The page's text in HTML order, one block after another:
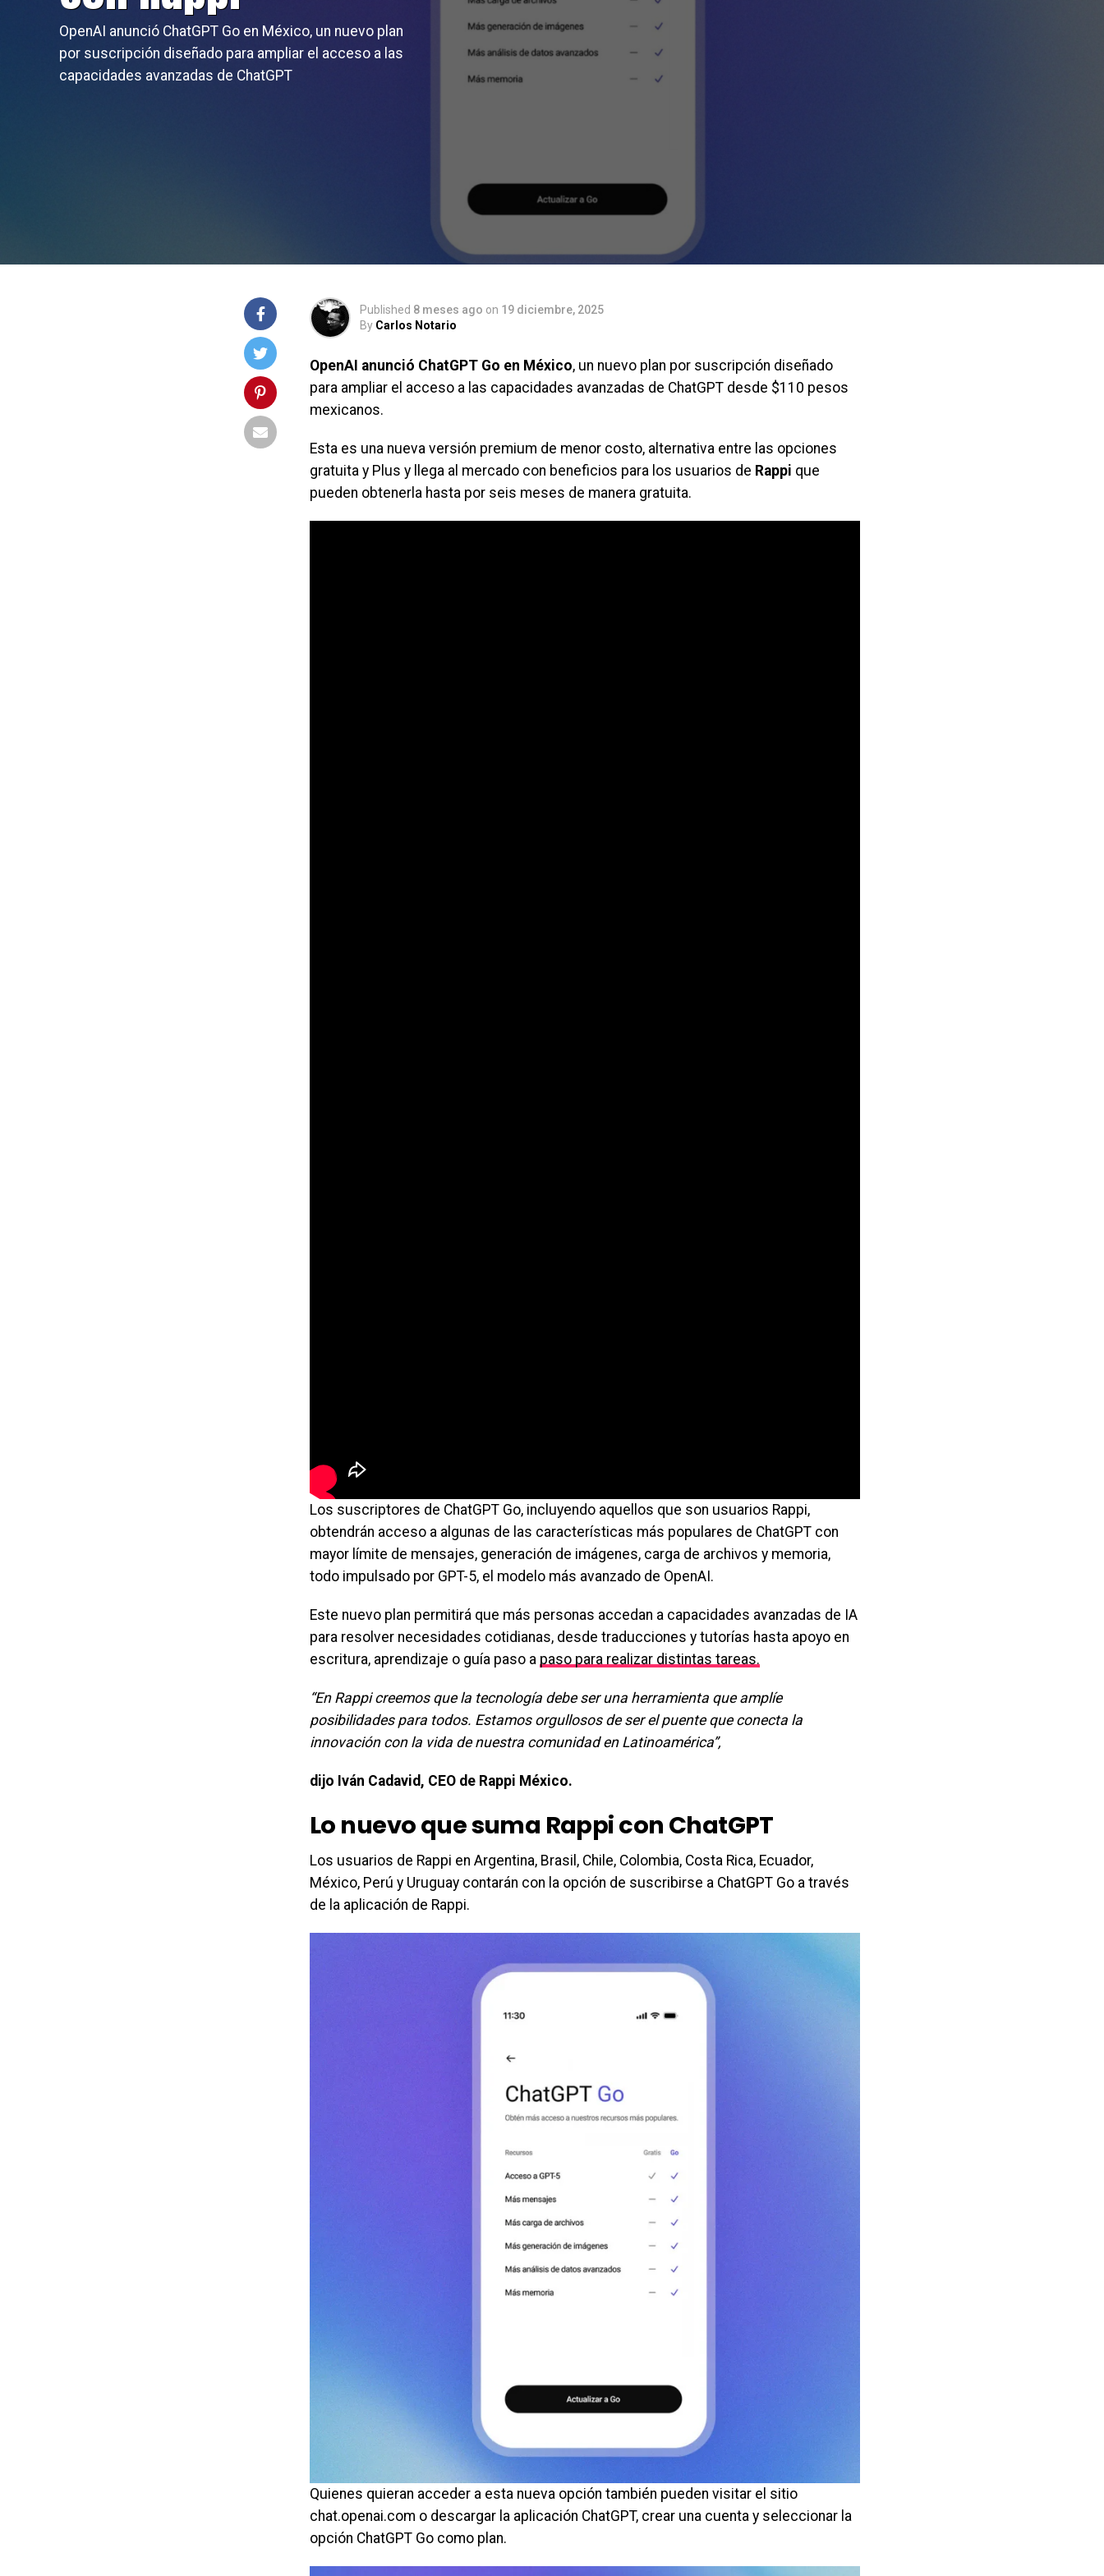
OpenAI anunció ChatGPT Go en México, un nuevo plan
por suscripción diseñado para ampliar el acceso a las
capacidades avanzadas de ChatGPT
Published 8 meses ago on 19 diciembre, 2025
By Carlos Notario
OpenAI anunció ChatGPT Go en México, un nuevo plan por suscripción diseñado
para ampliar el acceso a las capacidades avanzadas de ChatGPT desde $110 pesos
mexicanos.
Esta es una nueva versión premium de menor costo, alternativa entre las opciones
gratuita y Plus y llega al mercado con beneficios para los usuarios de Rappi que
pueden obtenerla hasta por seis meses de manera gratuita.
Los suscriptores de ChatGPT Go, incluyendo aquellos que son usuarios Rappi,
obtendrán acceso a algunas de las características más populares de ChatGPT con
mayor límite de mensajes, generación de imágenes, carga de archivos y memoria,
todo impulsado por GPT-5, el modelo más avanzado de OpenAI.
Este nuevo plan permitirá que más personas accedan a capacidades avanzadas de IA
para resolver necesidades cotidianas, desde traducciones y tutorías hasta apoyo en
escritura, aprendizaje o guía paso a paso para realizar distintas tareas.
“En Rappi creemos que la tecnología debe ser una herramienta que amplíe
posibilidades para todos. Estamos orgullosos de ser el puente que conecta la
innovación con la vida de nuestra comunidad en Latinoamérica”,
dijo Iván Cadavid, CEO de Rappi México.
Lo nuevo que suma Rappi con ChatGPT
Los usuarios de Rappi en Argentina, Brasil, Chile, Colombia, Costa Rica, Ecuador,
México, Perú y Uruguay contarán con la opción de suscribirse a ChatGPT Go a través
de la aplicación de Rappi.
Quienes quieran acceder a esta nueva opción también pueden visitar el sitio
chat.openai.com o descargar la aplicación ChatGPT, crear una cuenta y seleccionar la
opción ChatGPT Go como plan.